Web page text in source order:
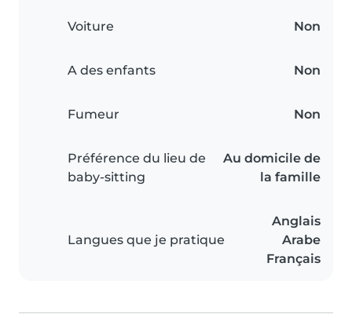
Voiture Non
A des enfants Non
Fumeur Non
Préférence du lieu de
baby-sitting
Au domicile de
la famille
Langues que je pratique
Anglais
Arabe
Français